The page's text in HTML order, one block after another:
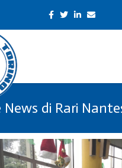
di Rari